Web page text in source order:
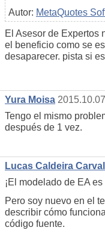
Autor: MetaQuotes
El Asesor de Expertos
el beneficio como se
desaparecer. pista si
Yura Moisa
Tengo el mismo
después de 1 vez.
Lucas Caldeira
¡El modelado de EA
Pero soy nuevo en el
describir cómo
código fuente.